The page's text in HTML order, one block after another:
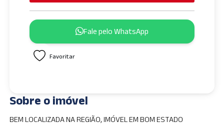
e
d
t
a
+
1
Fale pelo WhatsApp
Favoritar
Sobre o imóvel
BEM LOCALIZADA NA REGIÃO, IMÓVEL EM BOM ESTADO